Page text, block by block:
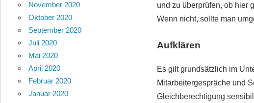
und zu überprüfen, ob hier
Wenn nicht, sollte man
Aufklären
Es gilt grundsätzlich im
Mitarbeitergespräche und
Gleichberechtigung
November 2020
Oktober 2020
September 2020
Juli 2020
Mai 2020
April 2020
Februar 2020
Januar 2020